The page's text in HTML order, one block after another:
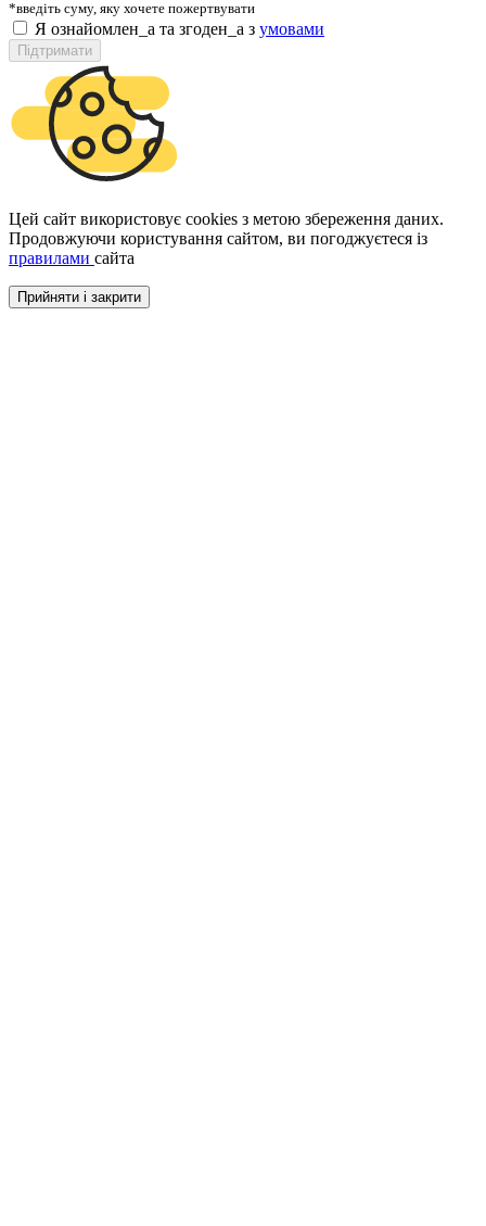
*введіть суму, яку хочете пожертвувати
Я ознайомлен_а та згоден_а з умовами
Підтримати
Цей сайт використовує cookies з метою збереження даних.
Продовжуючи користування сайтом, ви погоджуєтеся із
правилами сайта
Прийняти і закрити